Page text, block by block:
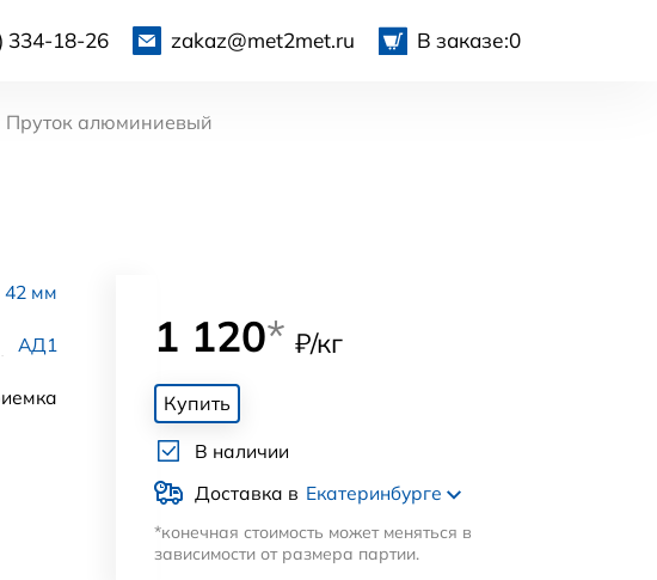
334-18-26 zakaz@met2met.ru В заказе:0
Пруток алюминиевый
42 мм
АД1 1 120* ₽/кг
Купить
В наличии
Доставка в Екатеринбурге
*конечная стоимость может меняться в
зависимости от размера партии.